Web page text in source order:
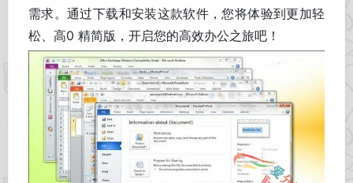
需求。通过下载和安装这款软件，您将体验到更加轻
松、高0 精简版，开启您的高效办公之旅吧！